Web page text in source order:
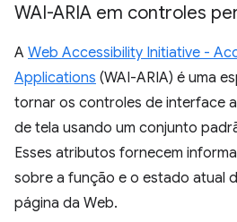
WAI-ARIA em controles
A Web Accessibility Initiative -
Applications (WAI-ARIA) é uma
tornar os controles de interface
de tela usando um conjunto
Esses atributos fornecem
sobre a função e o estado atual
página da Web.